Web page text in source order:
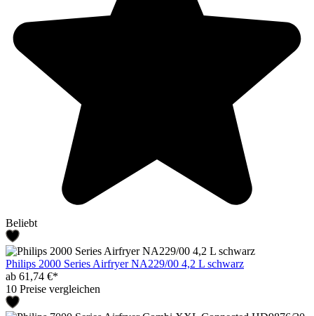
Beliebt
Philips 2000 Series Airfryer NA229/00 4,2 L schwarz
ab 61,74 €*
10 Preise vergleichen